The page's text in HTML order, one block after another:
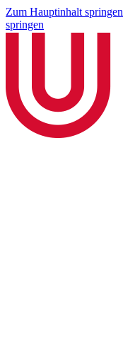
Zum Hauptinhalt springen
springen